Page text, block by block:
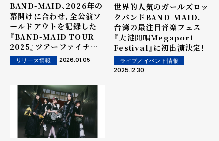
BAND-MAID、2026年の
幕開けに合わせ、全公演ソ
ールドアウトを記録した
『BAND-MAID TOUR
2025』ツアーファイナル
公演より「without
holding back」お給仕
リリース情報 2026.01.05
世界的人気のガールズロッ
クバンドBAND-MAID、
台湾の最注目音楽フェス
『大港開唱Megaport
Festival』に初出演決定！
ライブ／イベント情報
2025.12.30